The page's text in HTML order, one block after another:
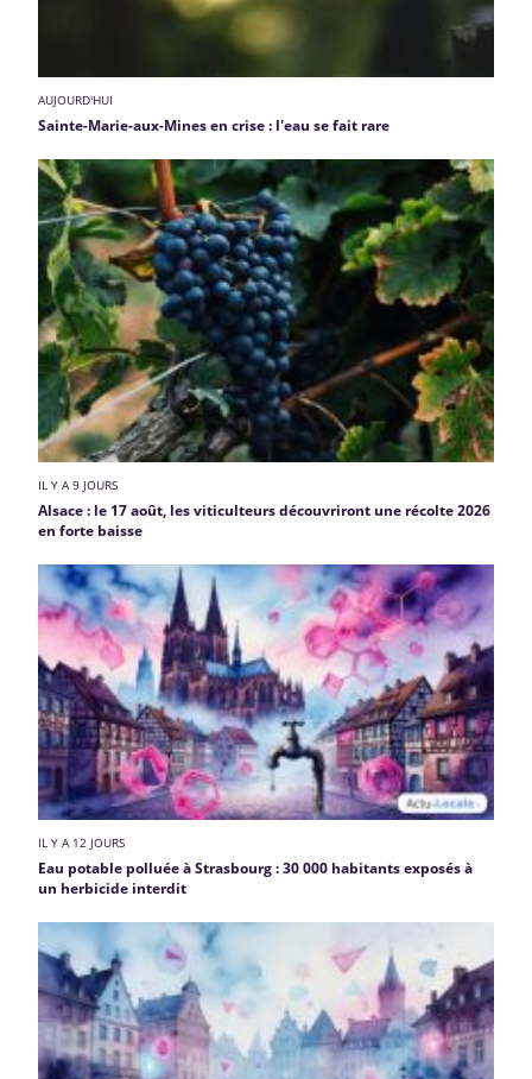
AUJOURD'HUI
Sainte-Marie-aux-Mines en crise : l'eau se fait rare
IL Y A 9 JOURS
Alsace : le 17 août, les viticulteurs découvriront une récolte 2026
en forte baisse
IL Y A 12 JOURS
Eau potable polluée à Strasbourg : 30 000 habitants exposés à
un herbicide interdit